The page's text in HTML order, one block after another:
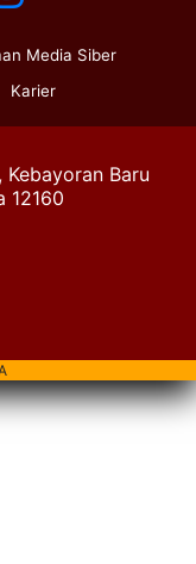
Media Siber
Karier
Baru
12160